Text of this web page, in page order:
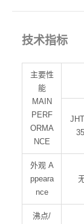
技术指标
主要性
能
MAIN
PERF
ORMA
NCE
35
外观 A
ppeara
nce
沸点/